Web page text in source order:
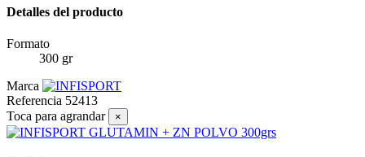
Detalles del producto
Formato
300 gr
Marca
Referencia 52413
Toca para agrandar
×